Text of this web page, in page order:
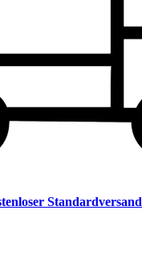
Standardversand